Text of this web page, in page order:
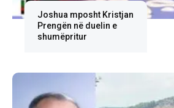
Joshua mposht Kristjan
Prengën në duelin e
shumëpritur